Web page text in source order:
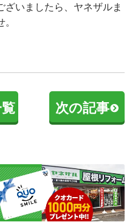
いましたら、ヤネザルま
次の記事